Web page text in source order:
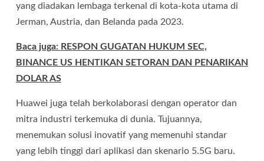
yang diadakan lembaga terkenal di kota-kota utama di
Jerman, Austria, dan Belanda pada 2023.
Baca juga: RESPON GUGATAN HUKUM SEC,
BINANCE US HENTIKAN SETORAN DAN PENARIKAN
DOLAR AS
Huawei juga telah berkolaborasi dengan operator dan
mitra industri terkemuka di dunia. Tujuannya,
menemukan solusi inovatif yang memenuhi standar
yang lebih tinggi dari aplikasi dan skenario 5.5G baru.